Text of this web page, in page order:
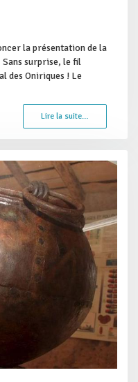
la présentation de la
Sans surprise, le fil
des Oniriques ! Le
Lire la suite…